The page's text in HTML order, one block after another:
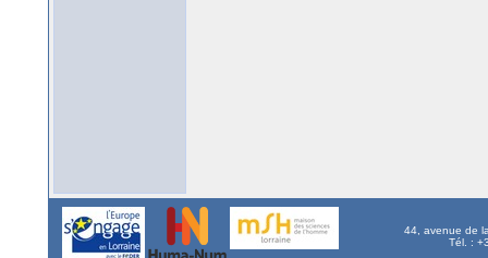
44, avenue de
Tél. :